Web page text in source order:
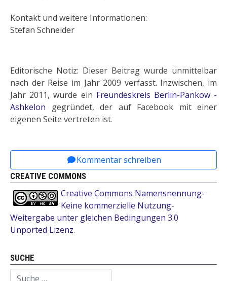
Kontakt und weitere Informationen:
Stefan Schneider
Editorische Notiz: Dieser Beitrag wurde unmittelbar
nach der Reise im Jahr 2009 verfasst. Inzwischen, im
Jahr 2011, wurde ein Freundeskreis Berlin-Pankow -
Ashkelon gegründet, der auf Facebook mit einer
eigenen Seite vertreten ist.
Kommentar schreiben
CREATIVE COMMONS
Creative Commons Namensnennung-
Keine kommerzielle Nutzung-
Weitergabe unter gleichen Bedingungen 3.0
Unported Lizenz.
SUCHE
Suchen